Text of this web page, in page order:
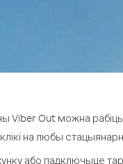
Viber Out можна рабіць
на любы
або падключыце